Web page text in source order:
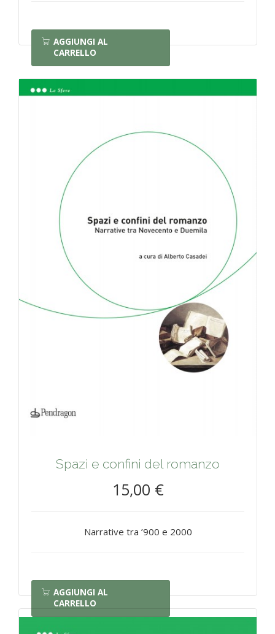
AGGIUNGI AL
CARRELLO
Spazi e confini del romanzo
15,00 €
Narrative tra ’900 e 2000
AGGIUNGI AL
CARRELLO